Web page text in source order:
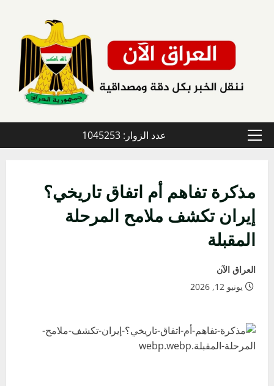
القائمة
عدد الزوار: 1045253
مذكرة تفاهم أم اتفاق تاريخي؟
إيران تكشف ملامح المرحلة
المقبلة
العراق الآن
يونيو 12, 2026